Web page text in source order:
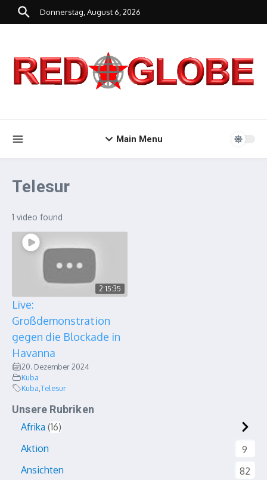
Zum Inhalt springen
Donnerstag, August 6, 2026
Main Menu
Telesur
1 video found
2:15:35
Live:
Großdemonstration
gegen die Blockade in
Havanna
20. Dezember 2024
Kuba
Kuba Telesur
Unsere Rubriken
Afrika 16
Aktion
9
Ansichten
82